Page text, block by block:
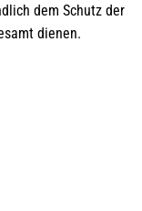
dem Schutz der
dienen.